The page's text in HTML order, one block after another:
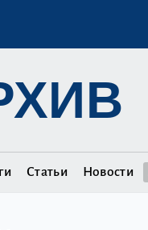
Статьи Новости